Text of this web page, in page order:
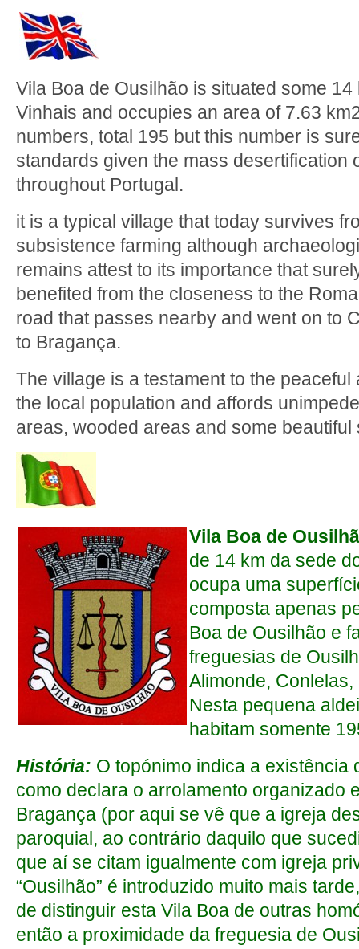
Vila Boa de Ousilhão is situated some
Vinhais and occupies an area of 7.63
numbers, total 195 but this number is
standards given the mass desertification
throughout Portugal.
it is a typical village that today survives
subsistence farming although
remains attest to its importance that
benefited from the closeness to the
road that passes nearby and went on to
to Bragança.
The village is a testament to the
the local population and affords
areas, wooded areas and some beautiful
Vila Boa de
de 14 km da sede
ocupa uma
composta apenas
Boa de Ousilhão e
freguesias de
Alimonde,
Nesta pequena
habitam somente
História: O topónimo indica a existência
como declara o arrolamento organizado
Bragança (por aqui se vê que a igreja
paroquial, ao contrário daquilo que
que aí se citam igualmente com igreja
“Ousilhão” é introduzido muito mais
de distinguir esta Vila Boa de outras
então a proximidade da freguesia de